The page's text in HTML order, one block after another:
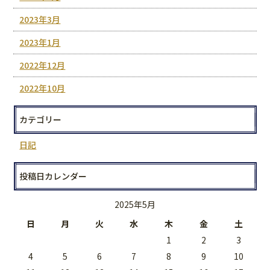
2023年3月
2023年1月
2022年12月
2022年10月
カテゴリー
日記
投稿日カレンダー
2025年5月
日
月 火 水 木 金
土
1
2
3
4
5 6 7 8 9
10